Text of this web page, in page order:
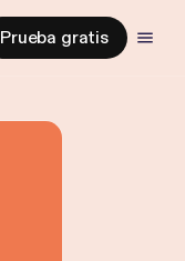
Prueba gratis